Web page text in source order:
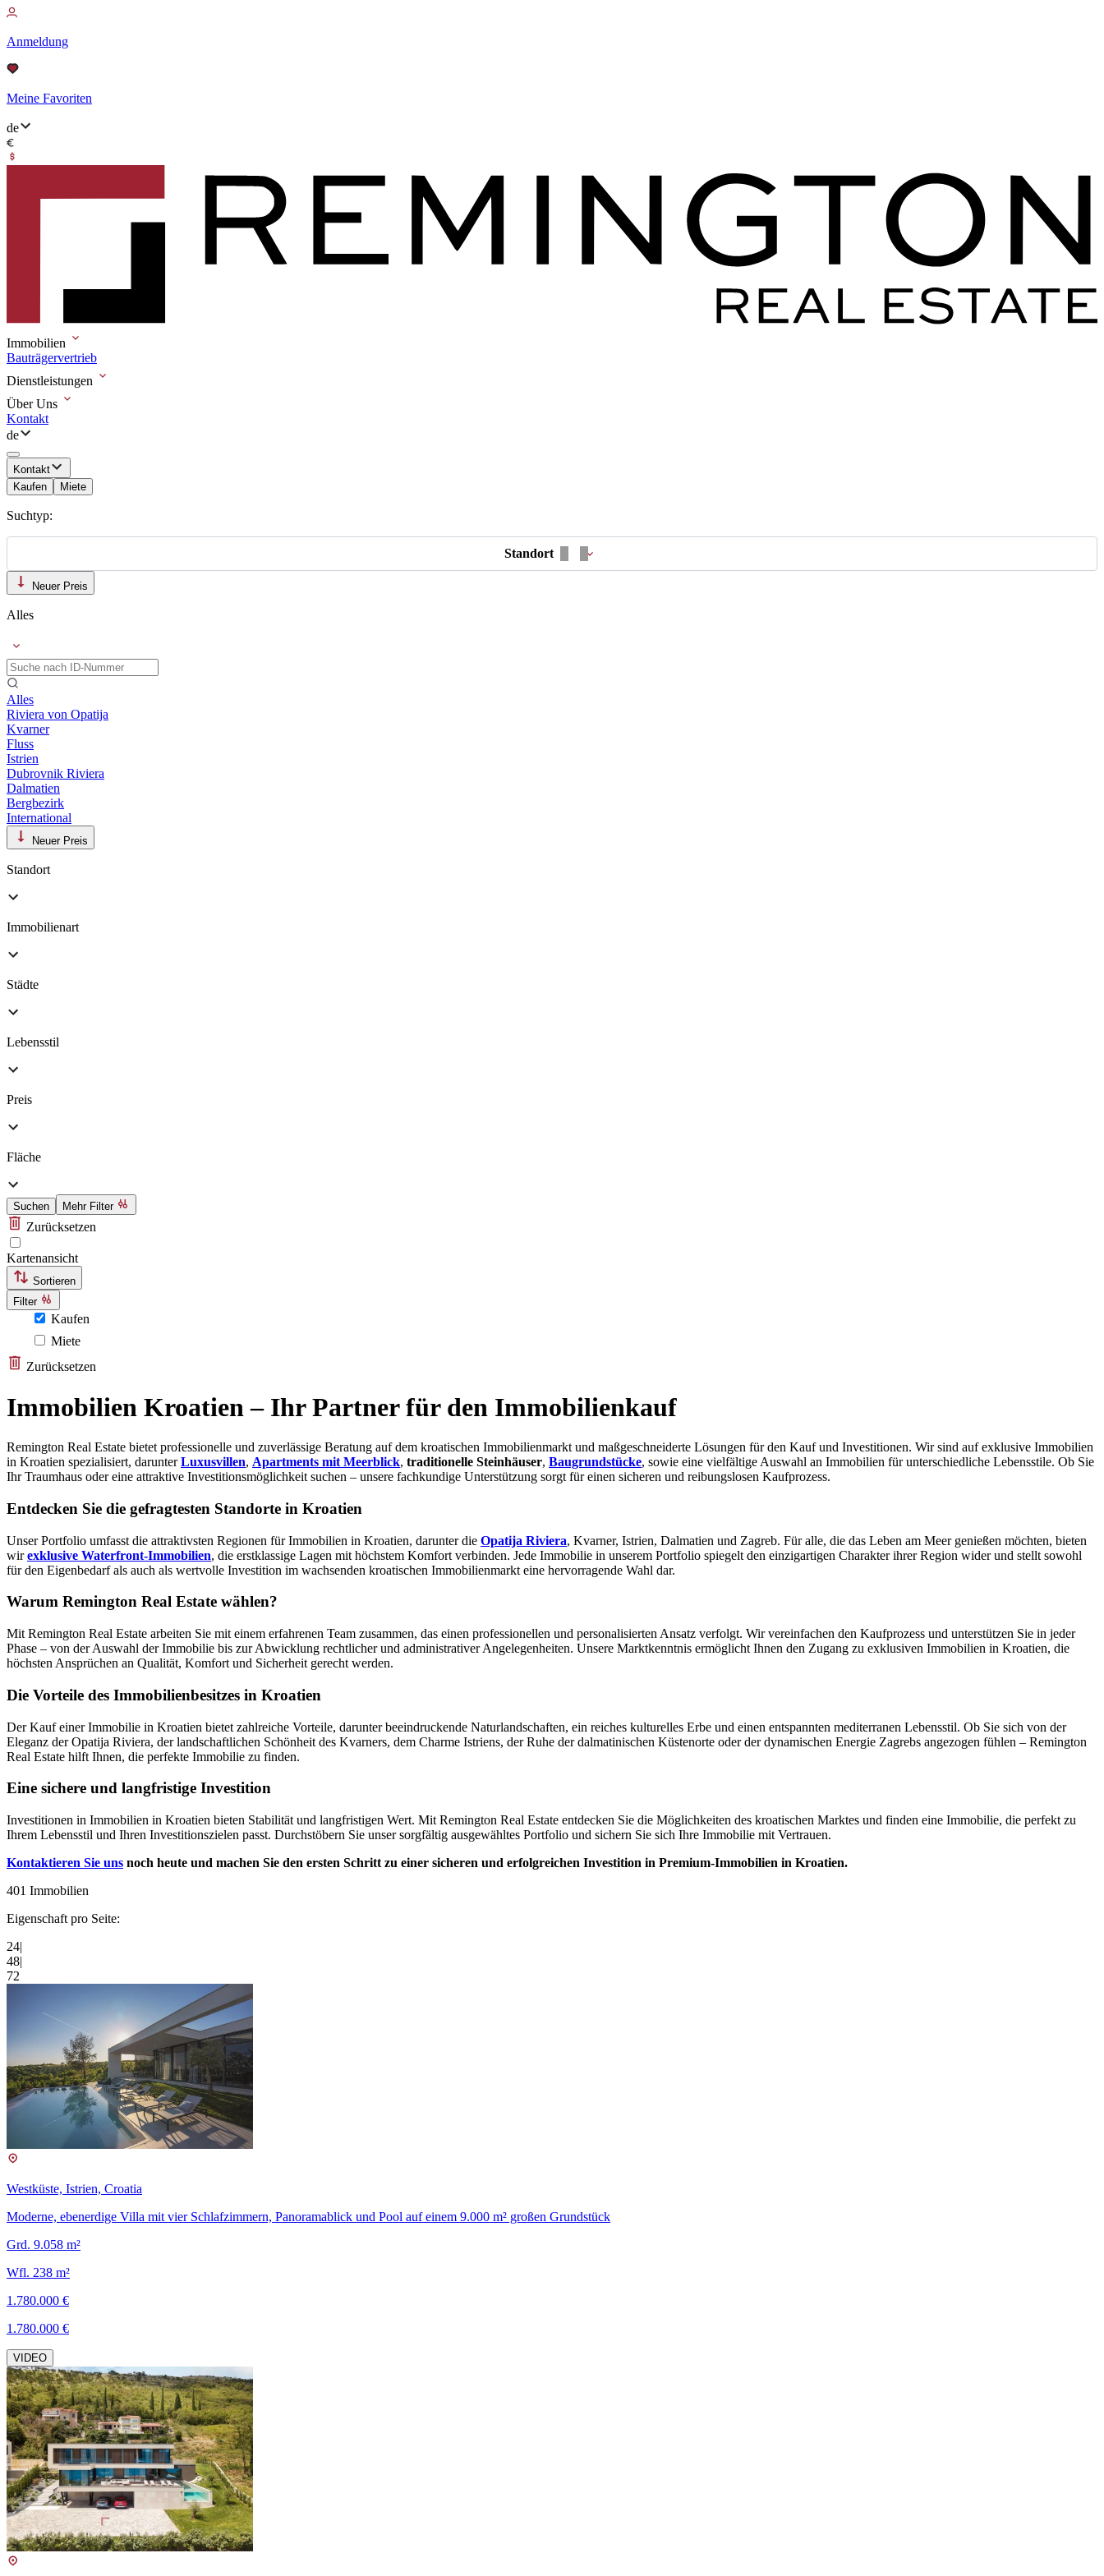
Anmeldung
Meine Favoriten
de
Immobilien
Bauträgervertrieb
Dienstleistungen
Über Uns
Kontakt
de
Kontakt
Kaufen
Miete
Suchtyp:
Standort
Neuer Preis
Alles
Alles
Riviera von Opatija
Kvarner
Fluss
Istrien
Dubrovnik Riviera
Dalmatien
Bergbezirk
International
Neuer Preis
Standort
Immobilienart
Städte
Lebensstil
Preis
Fläche
Suchen Mehr Filter
Zurücksetzen
Kartenansicht
Sortieren
Filter
Kaufen
Miete
Zurücksetzen
Immobilien Kroatien – Ihr Partner für den Immobilienkauf
Remington Real Estate bietet professionelle und zuverlässige Beratung auf dem kroatischen Immobilienmarkt und maßgeschneiderte Lösungen für den Kauf und Investitionen. Wir sind auf exklusive Immobilien
in Kroatien spezialisiert, darunterLuxusvillen, Apartments mit Meerblick, traditionelle Steinhäuser, Baugrundstücke, sowie eine vielfältige Auswahl an Immobilien für unterschiedliche Lebensstile. Ob Sie
Ihr Traumhaus oder eine attraktive Investitionsmöglichkeit suchen – unsere fachkundige Unterstützung sorgt für einen sicheren und reibungslosen Kaufprozess.
Entdecken Sie die gefragtesten Standorte in Kroatien
Unser Portfolio umfasst die attraktivsten Regionen für Immobilien in Kroatien, darunter die Opatija Riviera, Kvarner, Istrien, Dalmatien und Zagreb. Für alle, die das Leben am Meer genießen möchten, bieten
wirexklusive Waterfront-Immobilien, die erstklassige Lagen mit höchstem Komfort verbinden. Jede Immobilie in unserem Portfolio spiegelt den einzigartigen Charakter ihrer Region wider und stellt sowohl
für den Eigenbedarf als auch als wertvolle Investition im wachsenden kroatischen Immobilienmarkt eine hervorragende Wahl dar.
Warum Remington Real Estate wählen?
Mit Remington Real Estate arbeiten Sie mit einem erfahrenen Team zusammen, das einen professionellen und personalisierten Ansatz verfolgt. Wir vereinfachen den Kaufprozess und unterstützen Sie in jeder
Phase – von der Auswahl der Immobilie bis zur Abwicklung rechtlicher und administrativer Angelegenheiten. Unsere Marktkenntnis ermöglicht Ihnen den Zugang zu exklusiven Immobilien in Kroatien, die
höchsten Ansprüchen an Qualität, Komfort und Sicherheit gerecht werden.
Die Vorteile des Immobilienbesitzes in Kroatien
Der Kauf einer Immobilie in Kroatien bietet zahlreiche Vorteile, darunter beeindruckende Naturlandschaften, ein reiches kulturelles Erbe und einen entspannten mediterranen Lebensstil. Ob Sie sich von der
Eleganz der Opatija Riviera, der landschaftlichen Schönheit des Kvarners, dem Charme Istriens, der Ruhe der dalmatinischen Küstenorte oder der dynamischen Energie Zagrebs angezogen fühlen – Remington
Real Estate hilft Ihnen, die perfekte Immobilie zu finden.
Eine sichere und langfristige Investition
Investitionen in Immobilien in Kroatien bieten Stabilität und langfristigen Wert. Mit Remington Real Estate entdecken Sie die Möglichkeiten des kroatischen Marktes und finden eine Immobilie, die perfekt zu
Ihrem Lebensstil und Ihren Investitionszielen passt. Durchstöbern Sie unser sorgfältig ausgewähltes Portfolio und sichern Sie sich Ihre Immobilie mit Vertrauen.
Kontaktieren Sie uns noch heute und machen Sie den ersten Schritt zu einer sicheren und erfolgreichen Investition in Premium-Immobilien in Kroatien.
401 Immobilien
Eigenschaft pro Seite:
24|
48|
72
Westküste, Istrien, Croatia
Moderne, ebenerdige Villa mit vier Schlafzimmern, Panoramablick und Pool auf einem 9.000 m² großen Grundstück
Grd. 9.058 m²
Wfl. 238 m²
1.780.000 €
1.780.000 €
VIDEO